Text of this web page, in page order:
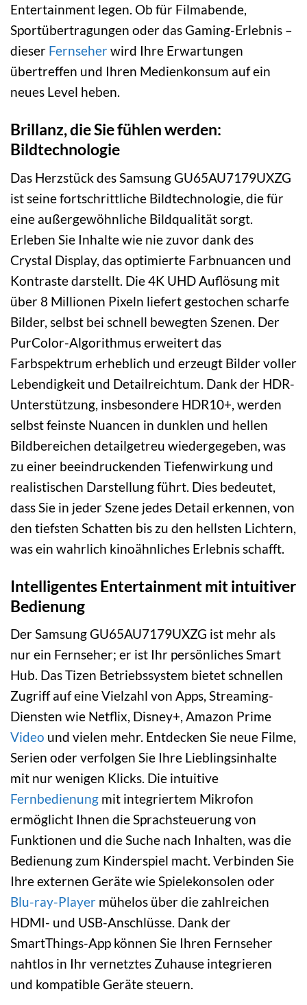
Entertainment legen. Ob für Filmabende,
Sportübertragungen oder das Gaming-Erlebnis –
dieser Fernseherwird Ihre Erwartungen
übertreffen und Ihren Medienkonsum auf ein
neues Level heben.
Brillanz, die Sie fühlen werden:
Bildtechnologie
Das Herzstück des Samsung GU65AU7179UXZG
ist seine fortschrittliche Bildtechnologie, die für
eine außergewöhnliche Bildqualität sorgt.
Erleben Sie Inhalte wie nie zuvor dank des
Crystal Display, das optimierte Farbnuancen und
Kontraste darstellt. Die 4K UHD Auflösung mit
über 8 Millionen Pixeln liefert gestochen scharfe
Bilder, selbst bei schnell bewegten Szenen. Der
PurColor-Algorithmus erweitert das
Farbspektrum erheblich und erzeugt Bilder voller
Lebendigkeit und Detailreichtum. Dank der HDR-
Unterstützung, insbesondere HDR10+, werden
selbst feinste Nuancen in dunklen und hellen
Bildbereichen detailgetreu wiedergegeben, was
zu einer beeindruckenden Tiefenwirkung und
realistischen Darstellung führt. Dies bedeutet,
dass Sie in jeder Szene jedes Detail erkennen, von
den tiefsten Schatten bis zu den hellsten Lichtern,
was ein wahrlich kinoähnliches Erlebnis schafft.
Intelligentes Entertainment mit intuitiver
Bedienung
Der Samsung GU65AU7179UXZG ist mehr als
nur ein Fernseher; er ist Ihr persönliches Smart
Hub. Das Tizen Betriebssystem bietet schnellen
Zugriff auf eine Vielzahl von Apps, Streaming-
Diensten wie Netflix, Disney+, Amazon Prime
Video und vielen mehr. Entdecken Sie neue Filme,
Serien oder verfolgen Sie Ihre Lieblingsinhalte
mit nur wenigen Klicks. Die intuitive
Fernbedienung mit integriertem Mikrofon
ermöglicht Ihnen die Sprachsteuerung von
Funktionen und die Suche nach Inhalten, was die
Bedienung zum Kinderspiel macht. Verbinden Sie
Ihre externen Geräte wie Spielekonsolen oder
Blu-ray-Player mühelos über die zahlreichen
HDMI- und USB-Anschlüsse. Dank der
SmartThings-App können Sie Ihren Fernseher
nahtlos in Ihr vernetztes Zuhause integrieren
und kompatible Geräte steuern.